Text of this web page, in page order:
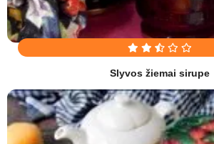
Slyvos žiemai sirupe